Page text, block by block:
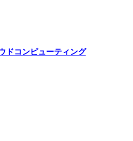
ドコンピューティング